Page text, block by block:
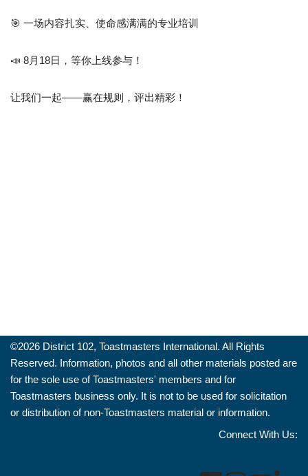
🎯 一场内容扎实、使命感满满的专业培训
📣 8月18日，等你上线参与！
让我们一起——赢在规则，评出精彩！
©️2026 District 102, Toastmasters International. All Rights
Reserved. Information, photos and all other materials posted are
for the sole use of Toastmasters' members and for
Toastmasters business only. It is not to be used for solicitation
or distribution of non-Toastmasters material or information.
Connect With Us: